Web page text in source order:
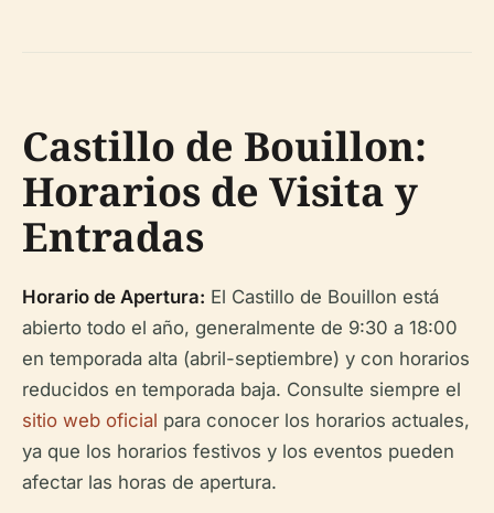
Castillo de Bouillon:
Horarios de Visita y
Entradas
Horario de Apertura: El Castillo de Bouillon está
abierto todo el año, generalmente de 9:30 a 18:00
en temporada alta (abril-septiembre) y con horarios
reducidos en temporada baja. Consulte siempre el
sitio web oficial para conocer los horarios actuales,
ya que los horarios festivos y los eventos pueden
afectar las horas de apertura.